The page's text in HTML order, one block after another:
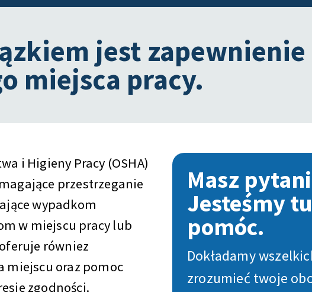
jest zapewnienie
miejsca pracy.
i Higieny Pracy (OSHA)
przestrzeganie
wypadkom
w miejscu pracy lub
równiez
miejscu oraz pomoc
zgodności.
Masz
Jesteśmy
pomóc.
Dokładamy
zrozumieć twoje